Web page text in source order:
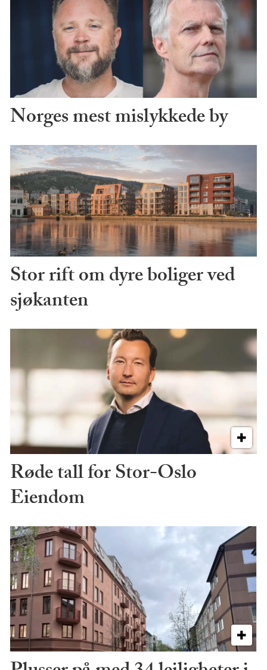
Norges mest mislykkede by
Stor rift om dyre boliger ved
sjøkanten
Røde tall for Stor-Oslo
Eiendom